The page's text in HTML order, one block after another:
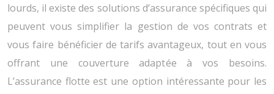
lourds, il existe des solutions d’assurance spécifiques qui
peuvent vous simplifier la gestion de vos contrats et
vous faire bénéficier de tarifs avantageux, tout en vous
offrant une couverture adaptée à vos besoins.
L’assurance flotte est une option intéressante pour les